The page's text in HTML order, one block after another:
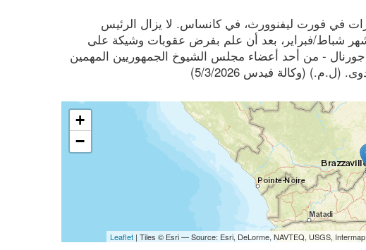
في فورت ليفنوورث، في كانساس. لا يزال الرئيس
شهر شباط/فبراير، بعد أن علم بفرض عقوبات وشيكة على
- من أحد أعضاء مجلس الشيوخ الجمهوريين المهمين
(وكالة فيدس 5/3/2026)
+
−
Leaflet | Tiles © Esri — Source: Esri, DeLorme, NAVTEQ, USGS,